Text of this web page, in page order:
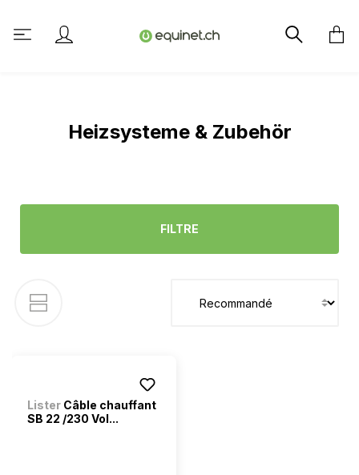
Heizsysteme & Zubehör
FILTRE
Lister Câble chauffant
SB 22 /230 Vol...